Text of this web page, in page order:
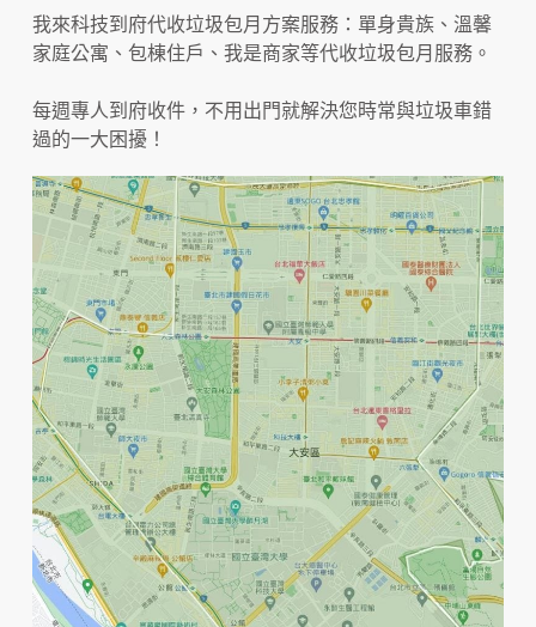
我來科技到府代收垃圾包月方案服務：單身貴族、溫馨
家庭公寓、包棟住戶、我是商家等代收垃圾包月服務。
每週專人到府收件，不用出門就解決您時常與垃圾車錯
過的一大困擾！